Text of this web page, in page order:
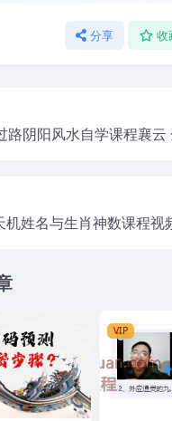
分享 收
路阴阳风水自学课程襄云
机姓名与生肖神数课程视
VIP